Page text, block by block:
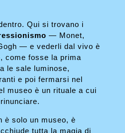
Qui si trovano i
— Monet,
— e vederli dal vivo è
come fosse la prima
le sale luminose,
e poi fermarsi nel
museo è un rituale a cui
è solo un museo, è
tutta la magia di